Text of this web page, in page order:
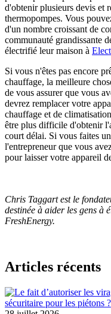
d'obtenir plusieurs devis et
thermopompes. Vous
d'un nombre croissant de
communauté grandissante
électrifié leur maison à
Si vous n'êtes pas encore
chauffage, la meilleure
de vous assurer que vous
devrez remplacer votre
chauffage et de
être plus difficile d'obtenir
court délai. Si vous faites
l'entrepreneur que vous
pour laisser votre appareil
Chris Taggart est le
destinée à aider les gens à
FreshEnergy.
Articles récents